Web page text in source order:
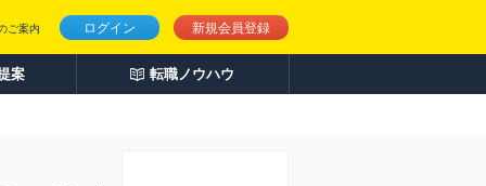
ログイン 新規会員登録
ご案内
案 転職ノウハウ